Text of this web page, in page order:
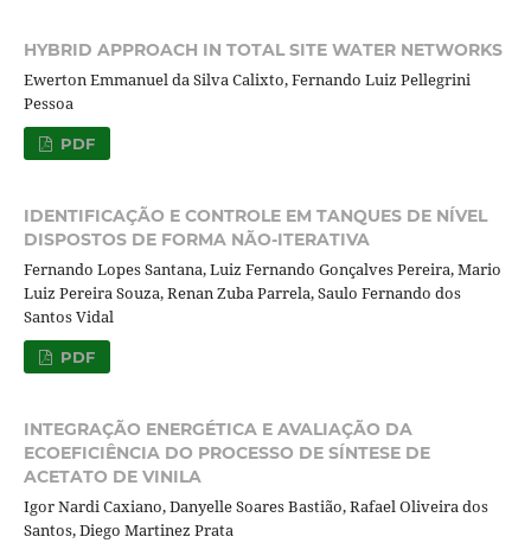
HYBRID APPROACH IN TOTAL SITE WATER NETWORKS
Ewerton Emmanuel da Silva Calixto, Fernando Luiz Pellegrini
Pessoa
PDF
IDENTIFICAÇÃO E CONTROLE EM TANQUES DE NÍVEL
DISPOSTOS DE FORMA NÃO-ITERATIVA
Fernando Lopes Santana, Luiz Fernando Gonçalves Pereira, Mario
Luiz Pereira Souza, Renan Zuba Parrela, Saulo Fernando dos
Santos Vidal
PDF
INTEGRAÇÃO ENERGÉTICA E AVALIAÇÃO DA
ECOEFICIÊNCIA DO PROCESSO DE SÍNTESE DE
ACETATO DE VINILA
Igor Nardi Caxiano, Danyelle Soares Bastião, Rafael Oliveira dos
Santos, Diego Martinez Prata